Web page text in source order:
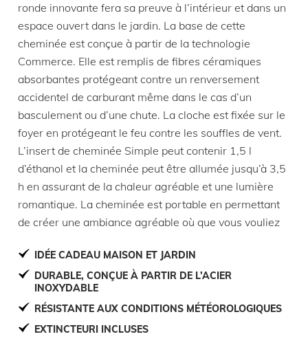
ronde innovante fera sa preuve à l’intérieur et dans un
espace ouvert dans le jardin. La base de cette
cheminée est conçue à partir de la technologie
Commerce. Elle est remplis de fibres céramiques
absorbantes protégeant contre un renversement
accidentel de carburant même dans le cas d’un
basculement ou d’une chute. La cloche est fixée sur le
foyer en protégeant le feu contre les souffles de vent.
L’insert de cheminée Simple peut contenir 1,5 l
d’éthanol et la cheminée peut être allumée jusqu’à 3,5
h en assurant de la chaleur agréable et une lumière
romantique. La cheminée est portable en permettant
de créer une ambiance agréable où que vous vouliez
IDÉE CADEAU MAISON ET JARDIN
DURABLE, CONÇUE À PARTIR DE L’ACIER
INOXYDABLE
RÉSISTANTE AUX CONDITIONS MÉTÉOROLOGIQUES
EXTINCTEURI INCLUSES